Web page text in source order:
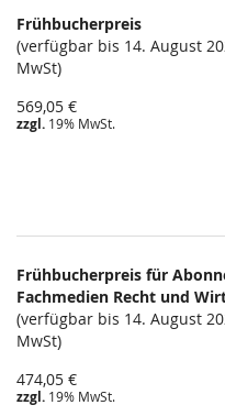
Frühbucherpreis
(verfügbar bis 14. August
MwSt)
569,05 €
zzgl. 19% MwSt.
Frühbucherpreis für
Fachmedien Recht und
(verfügbar bis 14. August
MwSt)
474,05 €
zzgl. 19% MwSt.